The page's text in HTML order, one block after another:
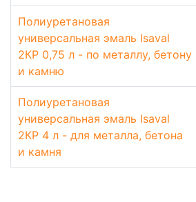
Полиуретановая
универсальная эмаль Isaval
2КР 0,75 л - по металлу, бетону
и камню
Полиуретановая
универсальная эмаль Isaval
2КР 4 л - для металла, бетона
и камня